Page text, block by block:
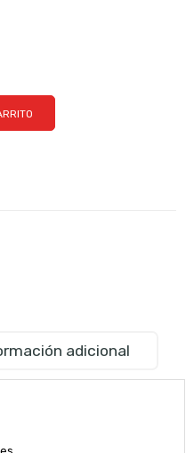
adicional